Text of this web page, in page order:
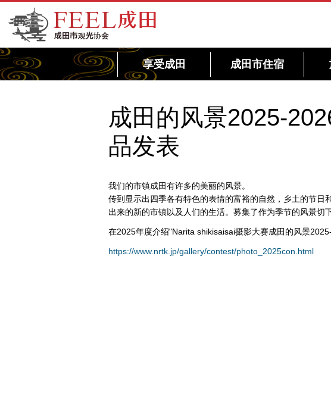
FEEL成田成田市观光协会官方网站
享受成田 成田市住宿
成田的风景2025-
品发表
我们的市镇成田有许多的美丽的风景。
传到显示出四季各有特色的表情的富裕的自然，乡土的节
出来的新的市镇以及人们的生活。募集了作为季节的风景切
在2025年度介绍"Narita shikisaisai摄影大赛成田的风景
https://www.nrtk.jp/gallery/contest/photo_2025con.html